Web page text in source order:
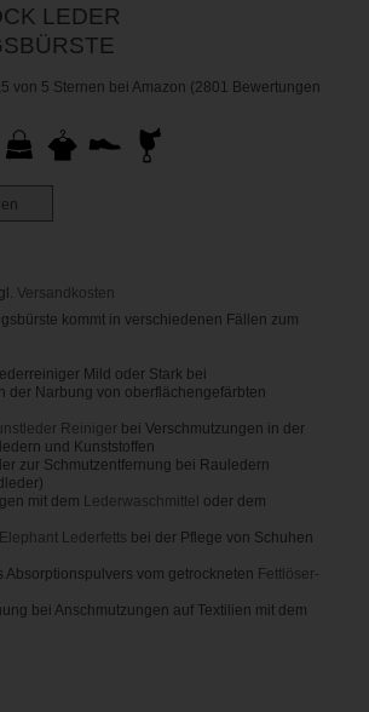
LEDER
von 5 Sternen bei Amazon (2801 Bewertungen
Versandkosten
kommt in verschiedenen Fällen zum
Mild oder Stark bei
der Narbung von oberflächengefärbten
Reinigerbei Verschmutzungen in der
und Kunststoffen
zur Schmutzentfernung bei Rauledern
mit dem Lederwaschmittel oder dem
Elephant Lederfetts bei der Pflege von Schuhen
Absorptionspulvers vom getrockneten Fettlöser-
bei Anschmutzungen auf Textilien mit dem